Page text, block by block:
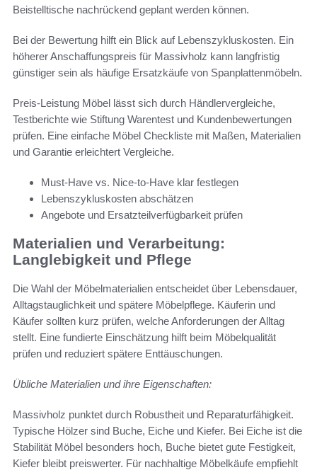
Beistelltische nachrückend geplant werden können.
Bei der Bewertung hilft ein Blick auf Lebenszykluskosten. Ein
höherer Anschaffungspreis für Massivholz kann langfristig
günstiger sein als häufige Ersatzkäufe von Spanplattenmöbeln.
Preis-Leistung Möbel lässt sich durch Händlervergleiche,
Testberichte wie Stiftung Warentest und Kundenbewertungen
prüfen. Eine einfache Möbel Checkliste mit Maßen, Materialien
und Garantie erleichtert Vergleiche.
Must-Have vs. Nice-to-Have klar festlegen
Lebenszykluskosten abschätzen
Angebote und Ersatzteilverfügbarkeit prüfen
Materialien und Verarbeitung:
Langlebigkeit und Pflege
Die Wahl der Möbelmaterialien entscheidet über Lebensdauer,
Alltagstauglichkeit und spätere Möbelpflege. Käuferin und
Käufer sollten kurz prüfen, welche Anforderungen der Alltag
stellt. Eine fundierte Einschätzung hilft beim Möbelqualität
prüfen und reduziert spätere Enttäuschungen.
Übliche Materialien und ihre Eigenschaften:
Massivholz punktet durch Robustheit und Reparaturfähigkeit.
Typische Hölzer sind Buche, Eiche und Kiefer. Bei Eiche ist die
Stabilität Möbel besonders hoch, Buche bietet gute Festigkeit,
Kiefer bleibt preiswerter. Für nachhaltige Möbelkäufe empfiehlt